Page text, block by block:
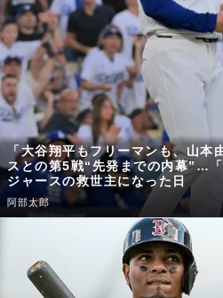
「大谷翔平もフリーマンも、山本
スとの第5戦“先発までの内幕”…
ジャースの救世主になった日
阿部太郎